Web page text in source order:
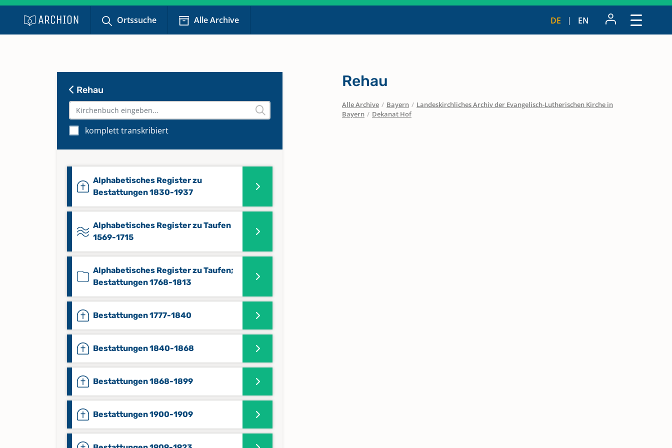
Ortssuche Alle Archive DE EN
Rehau
komplett transkribiert
Alphabetisches Register zu
Bestattungen 1830-1937
Alphabetisches Register zu Taufen
1569-1715
Alphabetisches Register zu Taufen;
Bestattungen 1768-1813
Bestattungen 1777-1840
Bestattungen 1840-1868
Bestattungen 1868-1899
Bestattungen 1900-1909
Rehau
Alle Archive / Bayern / Landeskirchliches Archiv der Evangelisch-Lutherischen Kirche in
Bayern / Dekanat Hof